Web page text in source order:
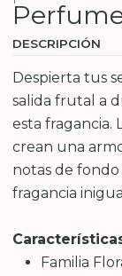
DESCRIPCIÓN
Despierta tus
salida frutal a
esta fragancia.
crean una
notas de fondo
fragancia
Familia